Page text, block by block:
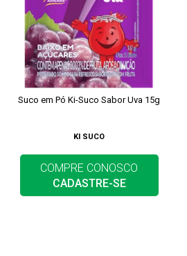
Suco em Pó Ki-Suco Sabor Uva 15g
KI SUCO
COMPRE CONOSCO
CADASTRE-SE